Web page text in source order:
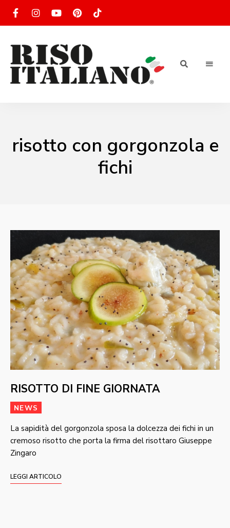
Ricettario
di ricette
risotto con gorgonzola e
fichi
RISOTTO DI FINE GIORNATA
NEWS
La sapidità del gorgonzola sposa la dolcezza dei fichi in un
cremoso risotto che porta la firma del risottaro Giuseppe
Zingaro
LEGGI ARTICOLO